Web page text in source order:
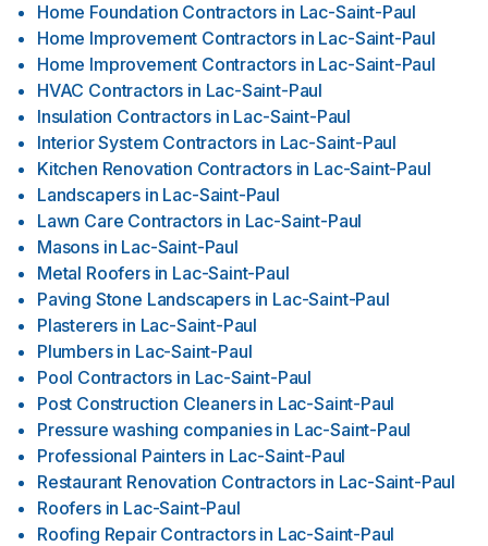
Home Foundation Contractors in Lac-Saint-Paul
Home Improvement Contractors in Lac-Saint-Paul
Home Improvement Contractors in Lac-Saint-Paul
HVAC Contractors in Lac-Saint-Paul
Insulation Contractors in Lac-Saint-Paul
Interior System Contractors in Lac-Saint-Paul
Kitchen Renovation Contractors in Lac-Saint-Paul
Landscapers in Lac-Saint-Paul
Lawn Care Contractors in Lac-Saint-Paul
Masons in Lac-Saint-Paul
Metal Roofers in Lac-Saint-Paul
Paving Stone Landscapers in Lac-Saint-Paul
Plasterers in Lac-Saint-Paul
Plumbers in Lac-Saint-Paul
Pool Contractors in Lac-Saint-Paul
Post Construction Cleaners in Lac-Saint-Paul
Pressure washing companies in Lac-Saint-Paul
Professional Painters in Lac-Saint-Paul
Restaurant Renovation Contractors in Lac-Saint-Paul
Roofers in Lac-Saint-Paul
Roofing Repair Contractors in Lac-Saint-Paul